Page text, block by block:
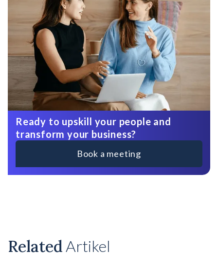
Ready to upskill your people and
transform your business?
Book a meeting
RelatedArtikel